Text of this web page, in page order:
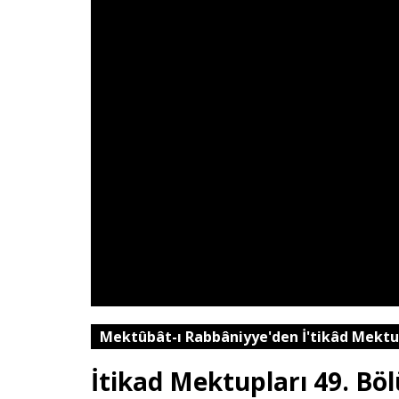
Mektûbât-ı Rabbâniyye'den İ'tikâd
İtikad Mektupları 49.